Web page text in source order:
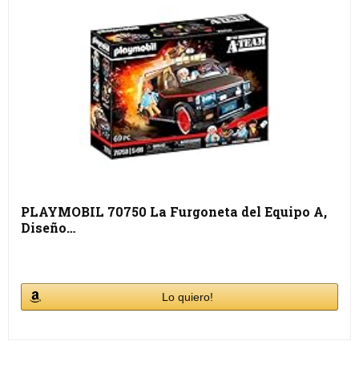
PLAYMOBIL 70750 La Furgoneta del Equipo A,
Diseño…
Lo quiero!